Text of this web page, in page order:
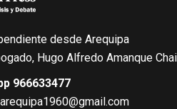
desde Arequipa
Hugo Alfredo Amanque
966633477